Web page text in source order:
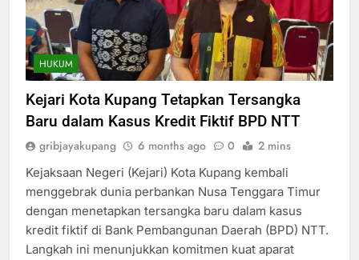
HUKUM
Kejari Kota Kupang Tetapkan Tersangka
Baru dalam Kasus Kredit Fiktif BPD NTT
gribjayakupang 6 months ago 0 2 mins
Kejaksaan Negeri (Kejari) Kota Kupang kembali
menggebrak dunia perbankan Nusa Tenggara Timur
dengan menetapkan tersangka baru dalam kasus
kredit fiktif di Bank Pembangunan Daerah (BPD) NTT.
Langkah ini menunjukkan komitmen kuat aparat